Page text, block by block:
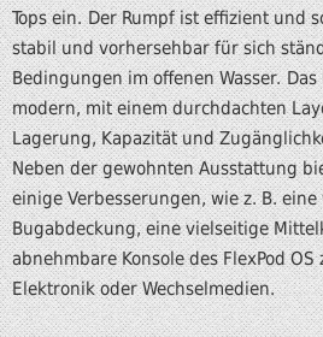
Tops ein. Der Rumpf ist effizient und
stabil und vorhersehbar für sich
Bedingungen im offenen Wasser.
modern, mit einem durchdachten
Lagerung, Kapazität und
Neben der gewohnten Ausstattung
einige Verbesserungen, wie z. B.
Bugabdeckung, eine vielseitige
abnehmbare Konsole des FlexPod
Elektronik oder Wechselmedien.